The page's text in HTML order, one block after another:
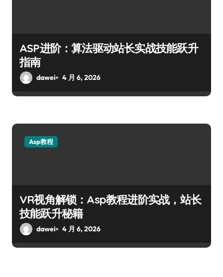
ASP进阶：算法驱动站长实战技能跃升
指南
dawei 4 月 6, 2026
Asp教程
VR视角解锁：Asp教程进阶实战，站长
技能跃升秘籍
dawei 4 月 6, 2026